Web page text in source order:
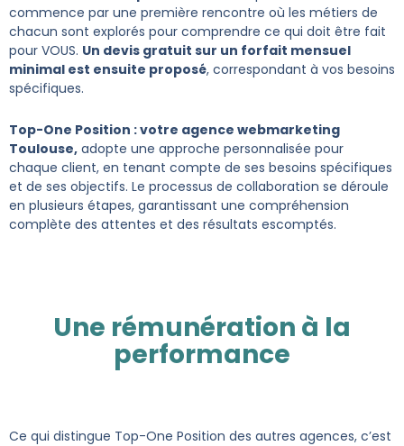
commence par une première rencontre où les métiers de
chacun sont explorés pour comprendre ce qui doit être fait
pour VOUS. Un devis gratuit sur un forfait mensuel
minimal est ensuite proposé, correspondant à vos besoins
spécifiques.
Top-One Position : votre agence webmarketing
Toulouse, adopte une approche personnalisée pour
chaque client, en tenant compte de ses besoins spécifiques
et de ses objectifs. Le processus de collaboration se déroule
en plusieurs étapes, garantissant une compréhension
complète des attentes et des résultats escomptés.
Une rémunération à la
performance
Ce qui distingue Top-One Position des autres agences, c’est